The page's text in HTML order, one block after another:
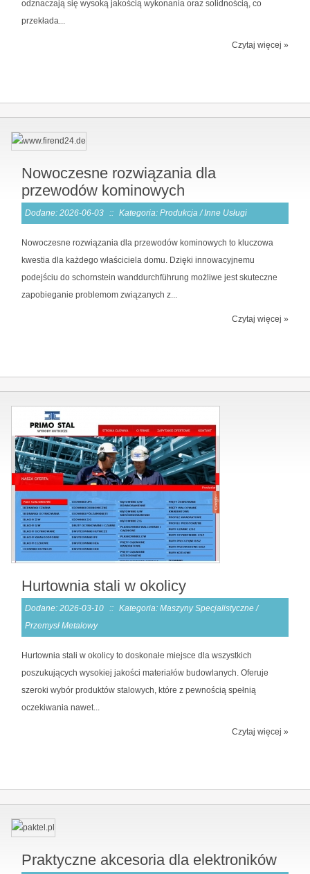
odznaczają się wysoką jakością wykonania oraz solidnością, co
przekłada...
Czytaj więcej »
Nowoczesne rozwiązania dla
przewodów kominowych
Dodane: 2026-06-03 :: Kategoria: Produkcja / Inne Usługi
Nowoczesne rozwiązania dla przewodów kominowych to kluczowa
kwestia dla każdego właściciela domu. Dzięki innowacyjnemu
podejściu do schornstein wanddurchführung możliwe jest skuteczne
zapobieganie problemom związanych z...
Czytaj więcej »
Hurtownia stali w okolicy
Dodane: 2026-03-10 :: Kategoria: Maszyny Specjalistyczne /
Przemysł Metalowy
Hurtownia stali w okolicy to doskonałe miejsce dla wszystkich
poszukujących wysokiej jakości materiałów budowlanych. Oferuje
szeroki wybór produktów stalowych, które z pewnością spełnią
oczekiwania nawet...
Czytaj więcej »
Praktyczne akcesoria dla elektroników